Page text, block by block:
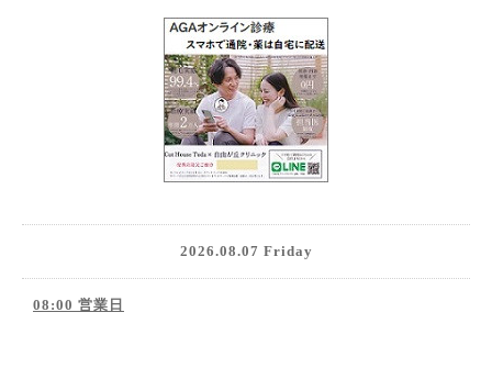
2026.08.07 Friday
08:00 営業日